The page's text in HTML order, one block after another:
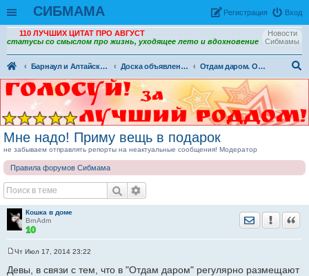
СИБМАМА Вход
Рeгиcтpaция
Новости
Сибмамы
110 ЛУЧШИХ ЦИТАТ ПРО АВГУСТ
статусы со смыслом про жизнь, уходящее лето и вдохновение
Барнаул и Алтайский край Доска объявлений г. Барнаул
Отдам даром. Объявления в Барнауле
Мне надо! Приму вещь в подарок
не забываем отправлять репорты на неактуальные сообщения! Модератор
Правила форумов Сибмама
Кошка в доме
BrnAdm
Отправить
Чт Июл 17, 2014 23:22
Девы, в связи с тем, что в "Отдам даром" регулярно размещают